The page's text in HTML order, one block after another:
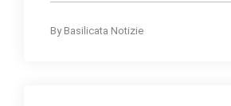
By Basilicata Notizie